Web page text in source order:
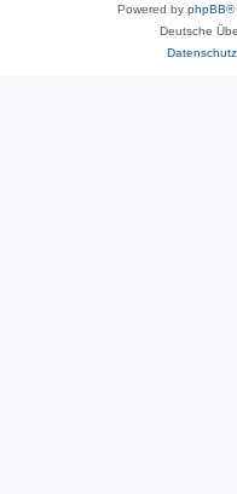
Powered by phpBB®
Deutsche
Datenschutz